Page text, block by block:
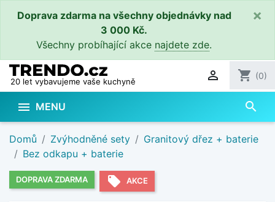
Doprava zdarma na všechny objednávky nad
3 000 Kč.
Všechny probíhající akce najdete zde.
×
20 let vybavujeme vaše kuchyně  shopping_cart (0)
 MENU search
Domů Zvýhodněné sety
Granitový dřez + baterie
Bez odkapu + baterie
DOPRAVA ZDARMA local_offer AKCE